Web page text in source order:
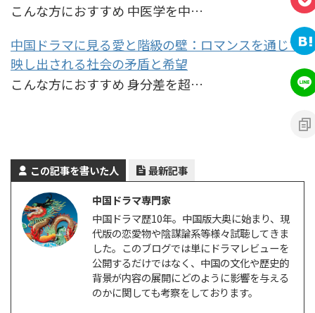
こんな方におすすめ 中医学を中…
中国ドラマに見る愛と階級の壁：ロマンスを通じて
映し出される社会の矛盾と希望
こんな方におすすめ 身分差を超…
この記事を書いた人
最新記事
中国ドラマ専門家
中国ドラマ歴10年。中国版大奥に始まり、現
代版の恋愛物や陰謀論系等様々試聴してきま
した。このブログでは単にドラマレビューを
公開するだけではなく、中国の文化や歴史的
背景が内容の展開にどのように影響を与える
のかに関しても考察をしております。